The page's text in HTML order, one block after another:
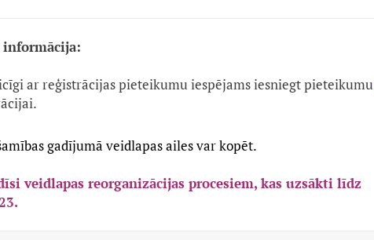
informācija:
ar reģistrācijas pieteikumu iespējams iesniegt pieteikumu
gadījumā veidlapas ailes var kopēt.
veidlapas reorganizācijas procesiem, kas uzsākti līdz